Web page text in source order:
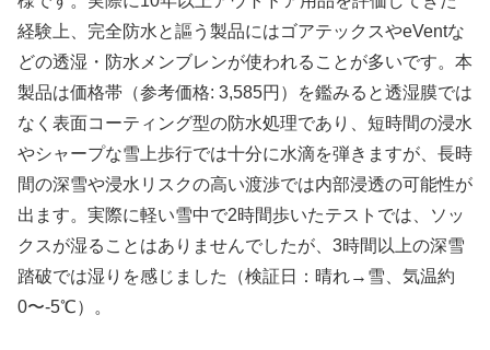
経験上、完全防水と謳う製品にはゴアテックスやeVentな
どの透湿・防水メンブレンが使われることが多いです。本
製品は価格帯（参考価格: 3,585円）を鑑みると透湿膜では
なく表面コーティング型の防水処理であり、短時間の浸水
やシャープな雪上歩行では十分に水滴を弾きますが、長時
間の深雪や浸水リスクの高い渡渉では内部浸透の可能性が
出ます。実際に軽い雪中で2時間歩いたテストでは、ソッ
クスが湿ることはありませんでしたが、3時間以上の深雪
踏破では湿りを感じました（検証日：晴れ→雪、気温約
0〜-5℃）。